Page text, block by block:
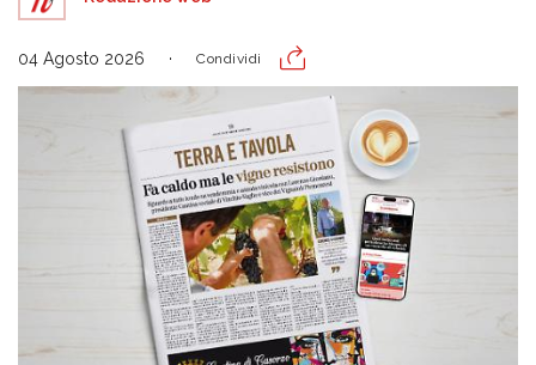
04 Agosto 2026 Condividi